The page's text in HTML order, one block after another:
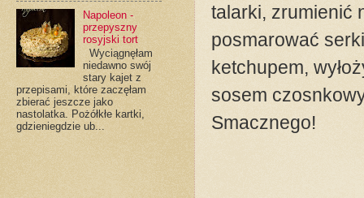
talarki, zrumienić
posmarować
ketchupem,
sosem
Smacznego!
Napoleon -
przepyszny
rosyjski tort
Wyciągnęłam
niedawno swój
stary kajet z
przepisami, które zaczęłam
zbierać jeszcze jako
nastolatka. Pożółkłe kartki,
gdzieniegdzie ub...